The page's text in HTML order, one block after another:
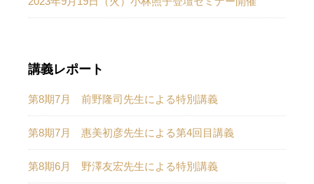
講義レポート
第8期7月 前野隆司先生による特別講義
第8期7月 惠美初彦先生による第4回目講義
第8期6月 野澤友宏先生による特別講義